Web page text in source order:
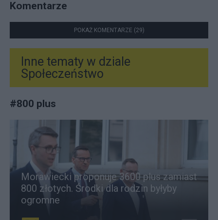
Komentarze
POKAŻ KOMENTARZE (29)
Inne tematy w dziale
Społeczeństwo
#800 plus
Morawiecki proponuje 3600 plus zamiast
800 złotych. Środki dla rodzin byłyby
ogromne